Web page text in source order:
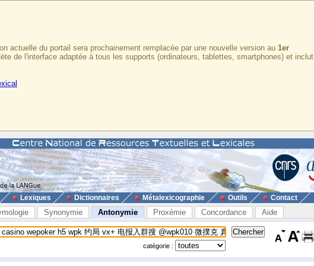
actuelle du portail sera prochainement remplacée par une nouvelle version au 1er
de l'interface adaptée à tous les supports (ordinateurs, tablettes, smartphones) et inclut
Lexiques Dictionnaires Métalexicographie Outils Contact
Synonymie Antonymie Proxémie Concordance Aide
catégorie :